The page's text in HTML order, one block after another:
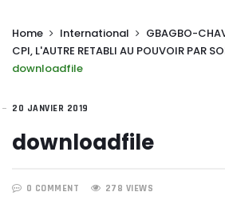
Home International
GBAGBO-
CPI, L'AUTRE RETABLI AU POUVOIR PAR
downloadfile
20 JANVIER 2019
downloadfile
0 COMMENT 278 VIEWS